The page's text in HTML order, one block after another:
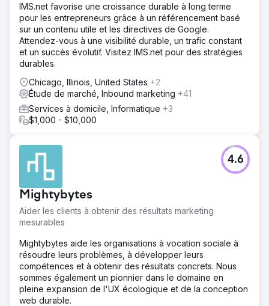
IMS.net favorise une croissance durable à long terme
pour les entrepreneurs grâce à un référencement basé
sur un contenu utile et les directives de Google.
Attendez-vous à une visibilité durable, un trafic constant
et un succès évolutif. Visitez IMS.net pour des stratégies
durables.
Chicago, Illinois, United States +2
Étude de marché, Inbound marketing +41
Services à domicile, Informatique +3
$1,000 - $10,000
Mightybytes
Aider les clients à obtenir des résultats marketing
mesurables
4.6
Mightybytes aide les organisations à vocation sociale à
résoudre leurs problèmes, à développer leurs
compétences et à obtenir des résultats concrets. Nous
sommes également un pionnier dans le domaine en
pleine expansion de l'UX écologique et de la conception
web durable.